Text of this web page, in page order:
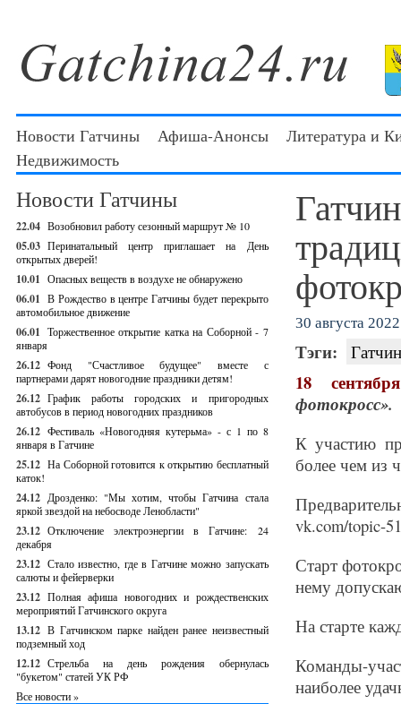
Новости Гатчины Афиша-Анонсы
Литература и
Недвижимость
Новости Гатчины
22.04 Возобновил работу сезонный маршрут № 10
05.03 Перинатальный центр приглашает на День
открытых дверей!
10.01 Опасных веществ в воздухе не обнаружено
06.01 В Рождество в центре Гатчины будет перекрыто
автомобильное движение
06.01 Торжественное открытие катка на Соборной - 7
января
26.12 Фонд "Счастливое будущее" вместе с
партнерами дарят новогодние праздники детям!
26.12 График работы городских и пригородных
автобусов в период новогодних праздников
26.12 Фестиваль «Новогодняя кутерьма» - с 1 по 8
января в Гатчине
25.12 На Соборной готовится к открытию бесплатный
каток!
24.12 Дрозденко: "Мы хотим, чтобы Гатчина стала
яркой звездой на небосводе Ленобласти"
23.12 Отключение электроэнергии в Гатчине: 24
декабря
23.12 Стало известно, где в Гатчине можно запускать
салюты и фейерверки
23.12 Полная афиша новогодних и рождественских
мероприятий Гатчинского округа
13.12 В Гатчинском парке найден ранее неизвестный
подземный ход
12.12 Стрельба на день рождения обернулась
"букетом" статей УК РФ
Все новости »
30 августа 2022
Тэги:
18
фотокросс».
К участию
более чем из
vk.com/topic-
Старт
нему
На старте
Команды-
наиболее